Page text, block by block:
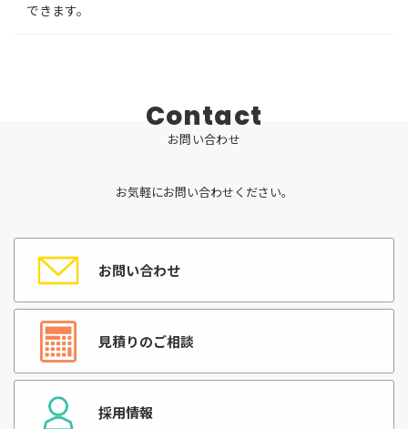
できます。
Contact
お問 い合わせ
お気軽にお問い合わせください。
お問い合わせ
見積りのご相談
採用情報